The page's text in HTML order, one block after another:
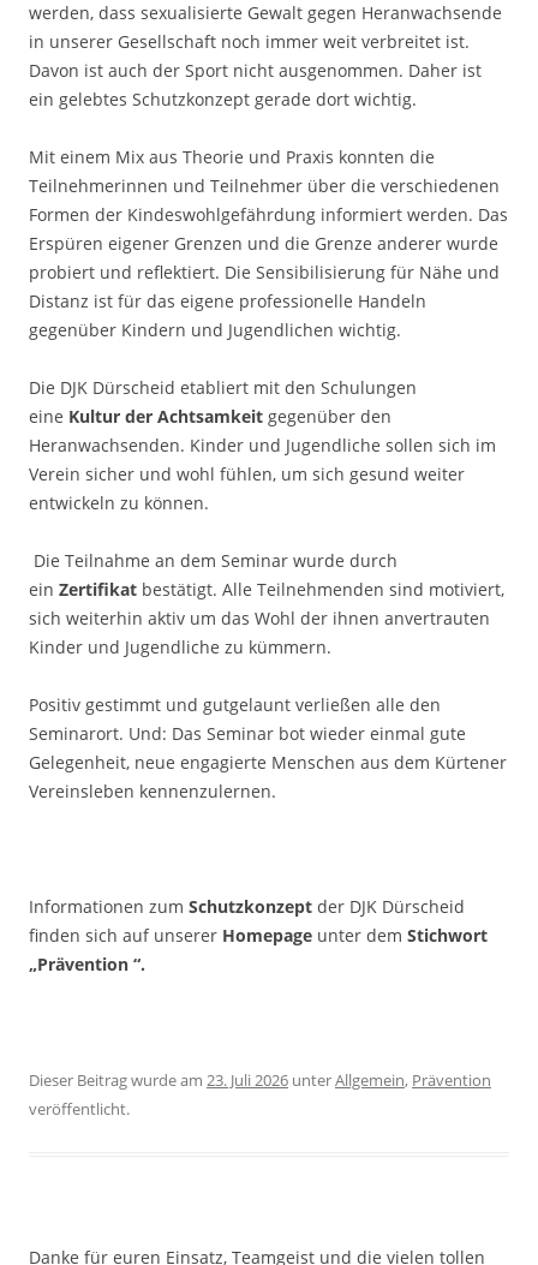
werden, dass sexualisierte Gewalt gegen Heranwachsende
in unserer Gesellschaft noch immer weit verbreitet ist.
Davon ist auch der Sport nicht ausgenommen. Daher ist
ein gelebtes Schutzkonzept gerade dort wichtig.
Mit einem Mix aus Theorie und Praxis konnten die
Teilnehmerinnen und Teilnehmer über die verschiedenen
Formen der Kindeswohlgefährdung informiert werden. Das
Erspüren eigener Grenzen und die Grenze anderer wurde
probiert und reflektiert. Die Sensibilisierung für Nähe und
Distanz ist für das eigene professionelle Handeln
gegenüber Kindern und Jugendlichen wichtig.
Die DJK Dürscheid etabliert mit den Schulungen
eine Kultur der Achtsamkeit gegenüber den
Heranwachsenden. Kinder und Jugendliche sollen sich im
Verein sicher und wohl fühlen, um sich gesund weiter
entwickeln zu können.
Die Teilnahme an dem Seminar wurde durch
ein Zertifikat bestätigt. Alle Teilnehmenden sind motiviert,
sich weiterhin aktiv um das Wohl der ihnen anvertrauten
Kinder und Jugendliche zu kümmern.
Positiv gestimmt und gutgelaunt verließen alle den
Seminarort. Und: Das Seminar bot wieder einmal gute
Gelegenheit, neue engagierte Menschen aus dem Kürtener
Vereinsleben kennenzulernen.
Informationen zum Schutzkonzept der DJK Dürscheid
finden sich auf unserer Homepage unter dem Stichwort
„Prävention “.
Dieser Beitrag wurde am 23. Juli 2026 unterAllgemein, Prävention
veröffentlicht.
Danke für euren Einsatz, Teamgeist und die vielen tollen